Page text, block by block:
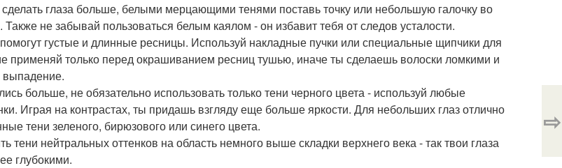
глаза больше, белыми мерцающими тенями поставь точку или небольшую галочку во
Также не забывай пользоваться белым каялом - он избавит тебя от следов усталости.
густые и длинные ресницы. Используй накладные пучки или специальные щипчики для
применяй только перед окрашиванием ресниц тушью, иначе ты сделаешь волоски ломкими и
больше, не обязательно использовать только тени черного цвета - используй любые
Играя на контрастах, ты придашь взгляду еще больше яркости. Для небольших глаз отлично
тени зеленого, бирюзового или синего цвета.
тени нейтральных оттенков на область немного выше складки верхнего века - так твои глаза
глубокими.
⇨